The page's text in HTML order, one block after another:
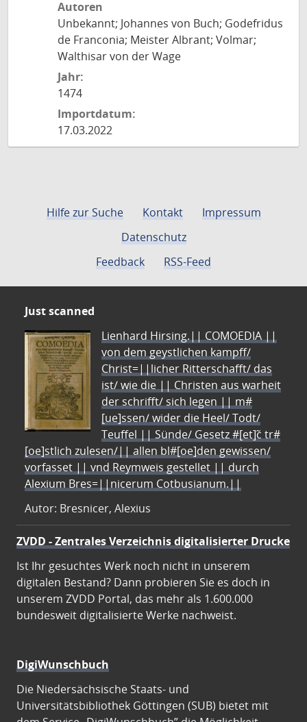
Autoren
Unbekannt; Johannes von Buch; Godefridus
de Franconia; Meister Albrant; Volmar;
Walthisar von der Wage
Jahr:
1474
Importdatum:
17.03.2022
Hilfe zur Suche Kontakt
Impressum
Datenschutz
Feedback
RSS-Feed
Just scanned
Lienhard Hirsing.|| COMOEDIA ||
von dem geystlichen kampff/
Christ=||licher Ritterschafft/ das
ist/ wie die || Christen aus warheit
der schrifft/ sich legen || m#
[ue]ssen/ wider die Heel/ Todt/
Teuffel || Sünde/ Gesetz #[et]c̃ tr#
[oe]stlich zulesen/|| allen bl#[oe]den gewissen/
vorfasset || vnd Reymweis gestellet || durch
Alexium Bres=||nicerum Cotbusianum.||
Autor: Bresnicer, Alexius
ZVDD - Zentrales Verzeichnis digitalisierter Drucke
Ist Ihr gesuchtes Werk noch nicht in unserem
digitalen Bestand? Dann probieren Sie es doch in
unserem ZVDD Portal, das mehr als 1.600.000
bundesweit digitalisierte Werke nachweist.
DigiWunschbuch
Die Niedersächsische Staats- und
Universitätsbibliothek Göttingen (SUB) bietet mit